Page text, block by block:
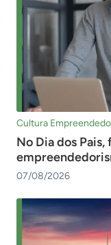
Cultura
No Dia dos
07/08/2026